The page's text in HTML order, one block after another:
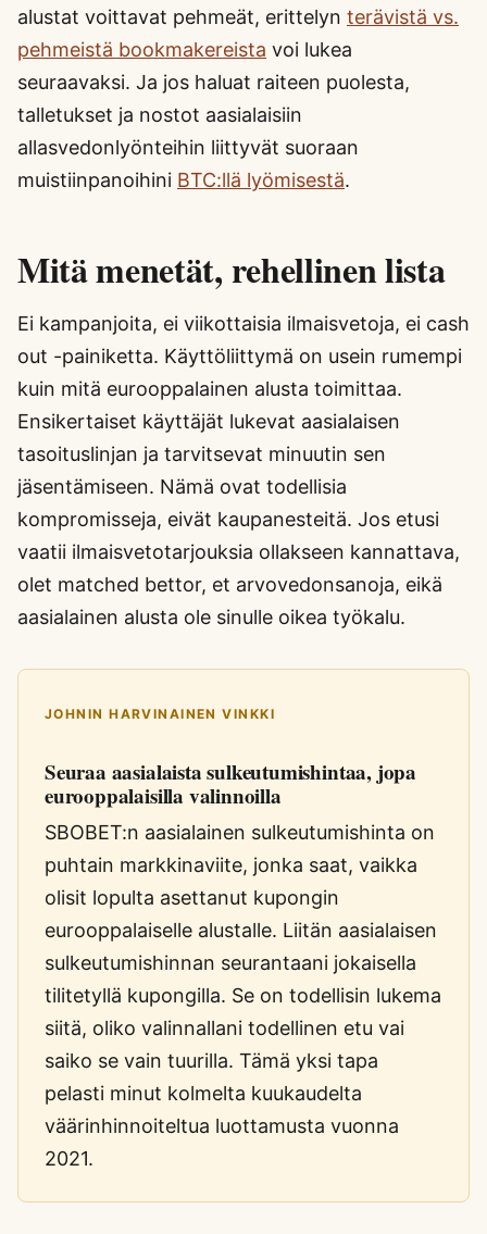
alustat voittavat pehmeät, erittelyn terävistä vs.
pehmeistä bookmakereista voi lukea
seuraavaksi. Ja jos haluat raiteen puolesta,
talletukset ja nostot aasialaisiin
allasvedonlyönteihin liittyvät suoraan
muistiinpanoihini BTC:llä lyömisestä.
Mitä menetät, rehellinen lista
Ei kampanjoita, ei viikottaisia ilmaisvetoja, ei cash
out -painiketta. Käyttöliittymä on usein rumempi
kuin mitä eurooppalainen alusta toimittaa.
Ensikertaiset käyttäjät lukevat aasialaisen
tasoituslinjan ja tarvitsevat minuutin sen
jäsentämiseen. Nämä ovat todellisia
kompromisseja, eivät kaupanesteitä. Jos etusi
vaatii ilmaisvetotarjouksia ollakseen kannattava,
olet matched bettor, et arvovedonsanoja, eikä
aasialainen alusta ole sinulle oikea työkalu.
JOHNIN HARVINAINEN VINKKI
Seuraa aasialaista sulkeutumishintaa, jopa
eurooppalaisilla valinnoilla
SBOBET:n aasialainen sulkeutumishinta on
puhtain markkinaviite, jonka saat, vaikka
olisit lopulta asettanut kupongin
eurooppalaiselle alustalle. Liitän aasialaisen
sulkeutumishinnan seurantaani jokaisella
tilitetyllä kupongilla. Se on todellisin lukema
siitä, oliko valinnallani todellinen etu vai
saiko se vain tuurilla. Tämä yksi tapa
pelasti minut kolmelta kuukaudelta
väärinhinnoiteltua luottamusta vuonna
2021.